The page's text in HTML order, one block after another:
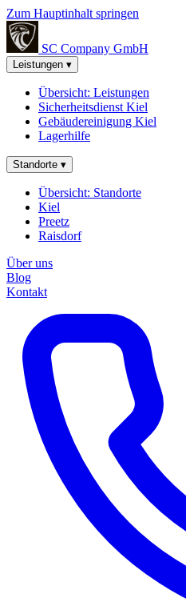
Zum Hauptinhalt springen
SC Company GmbH
Leistungen ▾
Übersicht: Leistungen
Sicherheitsdienst Kiel
Gebäudereinigung Kiel
Lagerhilfe
Standorte ▾
Übersicht: Standorte
Kiel
Preetz
Raisdorf
Über uns
Blog
Kontakt